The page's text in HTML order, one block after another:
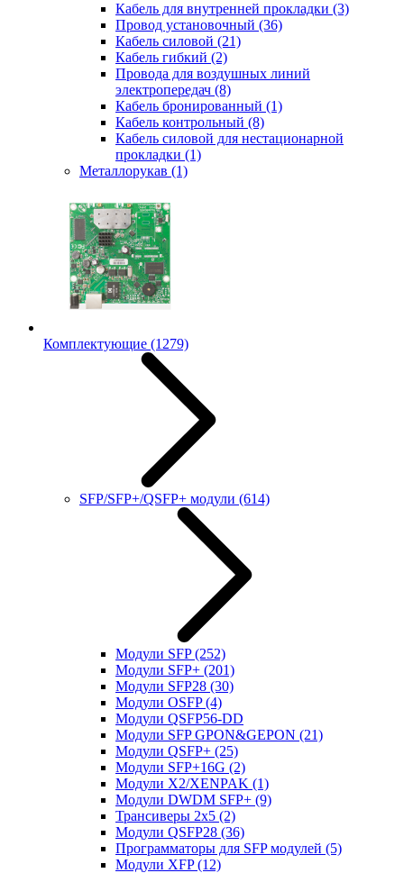
Кабель для внутренней прокладки (3)
Провод установочный (36)
Кабель силовой (21)
Кабель гибкий (2)
Провода для воздушных линий
электропередач (8)
Кабель бронированный (1)
Кабель контрольный (8)
Кабель силовой для нестационарной
прокладки (1)
Металлорукав (1)
Комплектующие (1279)
SFP/SFP+/QSFP+ модули (614)
Модули SFP(252)
Модули SFP+ (201)
Модули SFP28 (30)
Модули OSFP(4)
Модули QSFP56-DD
Модули SFP GPON&GEPON (21)
Модули QSFP+ (25)
Модули SFP+16G (2)
Модули X2/XENPAK (1)
Модули DWDM SFP+ (9)
Трансиверы 2x5 (2)
Модули QSFP28 (36)
Программаторы для SFP модулей (5)
Модули XFP(12)